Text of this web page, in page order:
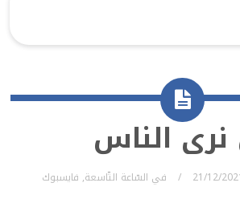
نرى الناس
21/12/ في السّاعة التّاسعة, فايسبوك